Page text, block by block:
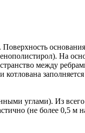
На
между
углами). Из
(не более 0,5 м